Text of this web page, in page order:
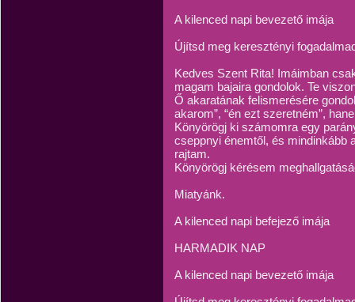
A kilenced napi bevezető imája
Újítsd meg keresztényi
Kedves Szent Rita! Imáimban
magam bajaira gondolok. Te
Ő akaratának felismerésére
akarom”, “én ezt szeretném”,
Könyörögj ki számomra egy
cseppnyi énemtől, és mindinkább
rajtam.
Könyörögj kérésem
Miatyánk.
A kilenced napi befejező imája
HARMADIK NAP
A kilenced napi bevezető imája